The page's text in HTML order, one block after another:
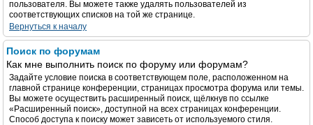
пользователя. Вы можете также удалять пользователей из
соответствующих списков на той же странице.
Вернуться к началу
Поиск по форумам
Как мне выполнить поиск по форуму или форумам?
Задайте условие поиска в соответствующем поле, расположенном на
главной странице конференции, страницах просмотра форума или темы.
Вы можете осуществить расширенный поиск, щёлкнув по ссылке
«Расширенный поиск», доступной на всех страницах конференции.
Способ доступа к поиску может зависеть от используемого стиля.